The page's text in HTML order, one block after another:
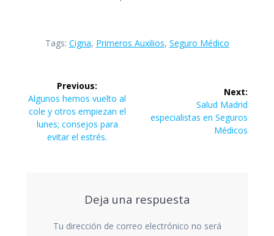
Tags: Cigna, Primeros Auxilios, Seguro Médico
Navegación
de
entradas
Previous:
Previous
post:
Algunos hemos vuelto al
cole y otros empiezan el
lunes; consejos para
evitar el estrés.
Next:
Next
post:
Salud Madrid
especialistas en Seguros
Médicos
Deja una respuesta
Tu dirección de correo electrónico no será